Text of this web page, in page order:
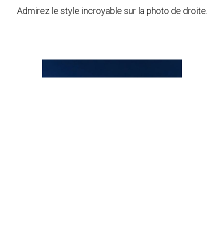
Admirez le style incroyable sur la photo de droite.